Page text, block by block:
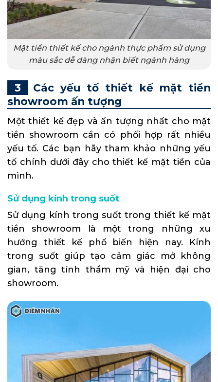
Mặt tiền thiết kế cho ngành thực phẩm sử dụng
màu sắc dễ dàng nhận biết ngành hàng
Các yếu tố thiết kế mặt tiền
showroom ấn tượng
Một thiết kế đẹp và ấn tượng nhất cho mặt
tiền showroom cần có phối hợp rất nhiều
yếu tố. Các bạn hãy tham khảo những yếu
tố chính dưới đây cho thiết kế mặt tiền của
mình.
Sử dụng kính trong suốt
Sử dụng kính trong suốt trong thiết kế mặt
tiền showroom là một trong những xu
hướng thiết kế phổ biến hiện nay. Kính
trong suốt giúp tạo cảm giác mở không
gian, tăng tính thẩm mỹ và hiện đại cho
showroom.